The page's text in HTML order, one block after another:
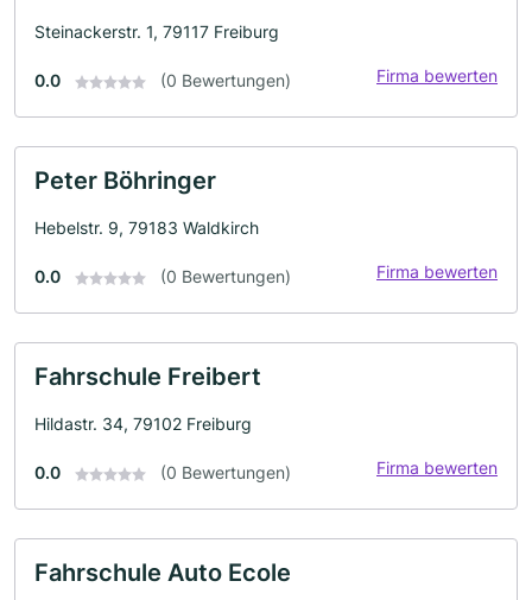
Steinackerstr. 1, 79117 Freiburg
0.0 (0 Bewertungen) Firma bewerten
Peter Böhringer
Hebelstr. 9, 79183 Waldkirch
0.0 (0 Bewertungen) Firma bewerten
Fahrschule Freibert
Hildastr. 34, 79102 Freiburg
0.0 (0 Bewertungen) Firma bewerten
Fahrschule Auto Ecole